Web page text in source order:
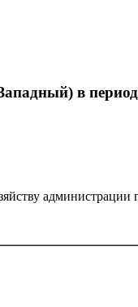
в период
администрации